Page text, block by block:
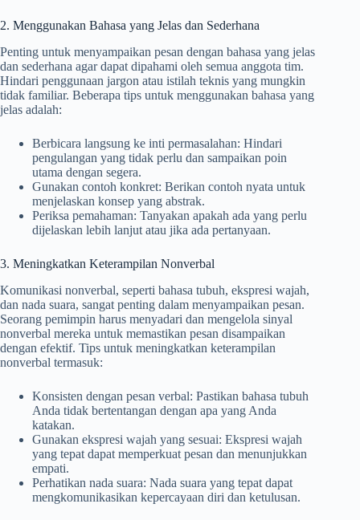
2. Menggunakan Bahasa yang Jelas dan Sederhana
Penting untuk menyampaikan pesan dengan bahasa yang jelas
dan sederhana agar dapat dipahami oleh semua anggota tim.
Hindari penggunaan jargon atau istilah teknis yang mungkin
tidak familiar. Beberapa tips untuk menggunakan bahasa yang
jelas adalah:
Berbicara langsung ke inti permasalahan: Hindari
pengulangan yang tidak perlu dan sampaikan poin
utama dengan segera.
Gunakan contoh konkret: Berikan contoh nyata untuk
menjelaskan konsep yang abstrak.
Periksa pemahaman: Tanyakan apakah ada yang perlu
dijelaskan lebih lanjut atau jika ada pertanyaan.
3. Meningkatkan Keterampilan Nonverbal
Komunikasi nonverbal, seperti bahasa tubuh, ekspresi wajah,
dan nada suara, sangat penting dalam menyampaikan pesan.
Seorang pemimpin harus menyadari dan mengelola sinyal
nonverbal mereka untuk memastikan pesan disampaikan
dengan efektif. Tips untuk meningkatkan keterampilan
nonverbal termasuk:
Konsisten dengan pesan verbal: Pastikan bahasa tubuh
Anda tidak bertentangan dengan apa yang Anda
katakan.
Gunakan ekspresi wajah yang sesuai: Ekspresi wajah
yang tepat dapat memperkuat pesan dan menunjukkan
empati.
Perhatikan nada suara: Nada suara yang tepat dapat
mengkomunikasikan kepercayaan diri dan ketulusan.